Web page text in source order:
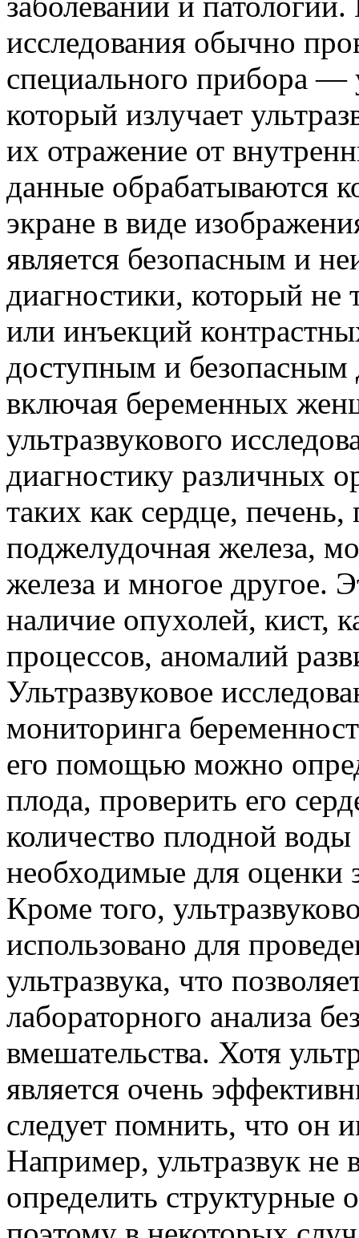
исследования обычно
специального прибора —
который излучает
их отражение от
данные обрабатываются
экране в виде
является безопасным и
диагностики, который не
или инъекций
доступным и безопасным
включая беременных
ультразвукового
диагностику различных
таких как сердце,
поджелудочная железа,
железа и многое другое.
наличие опухолей, кист,
процессов, аномалий
Ультразвуковое
мониторинга
его помощью можно
плода, проверить его
количество плодной
необходимые для оценки
Кроме того,
использовано для
ультразвука, что
лабораторного анализа
вмешательства. Хотя
является очень
следует помнить, что он
Например, ультразвук не
определить структурные